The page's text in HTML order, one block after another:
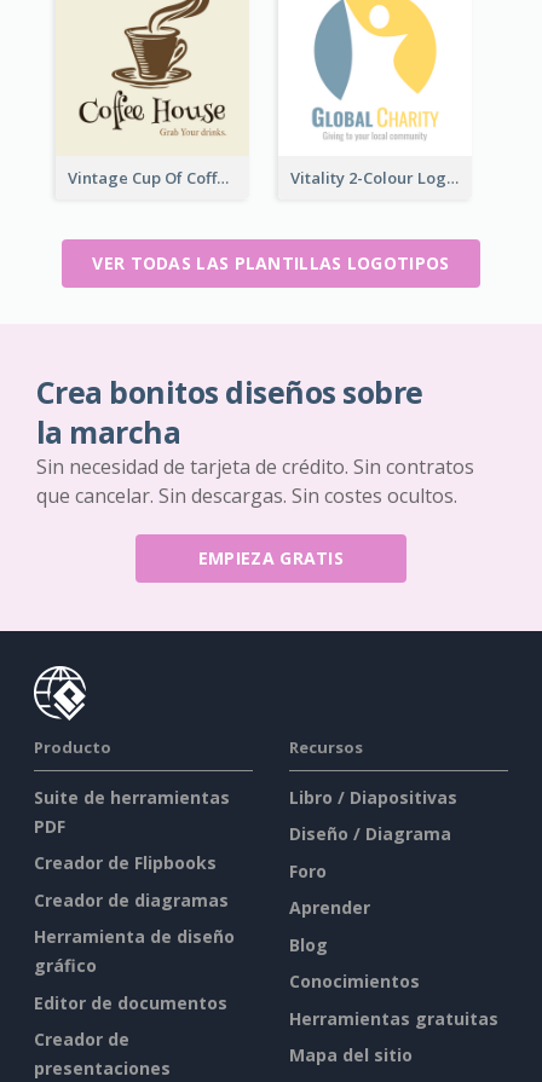
Vintage Cup Of Coffee Logo Vitality 2-Colour Logo Of Charity
VER TODAS LAS PLANTILLAS LOGOTIPOS
Crea bonitos diseños sobre
la marcha
Sin necesidad de tarjeta de crédito. Sin contratos
que cancelar. Sin descargas. Sin costes ocultos.
EMPIEZA GRATIS
Producto
Suite de herramientas
PDF
Creador de Flipbooks
Creador de diagramas
Herramienta de diseño
gráfico
Editor de documentos
Creador de
presentaciones
Recursos
Libro / Diapositivas
Diseño / Diagrama
Foro
Aprender
Blog
Conocimientos
Herramientas gratuitas
Mapa del sitio